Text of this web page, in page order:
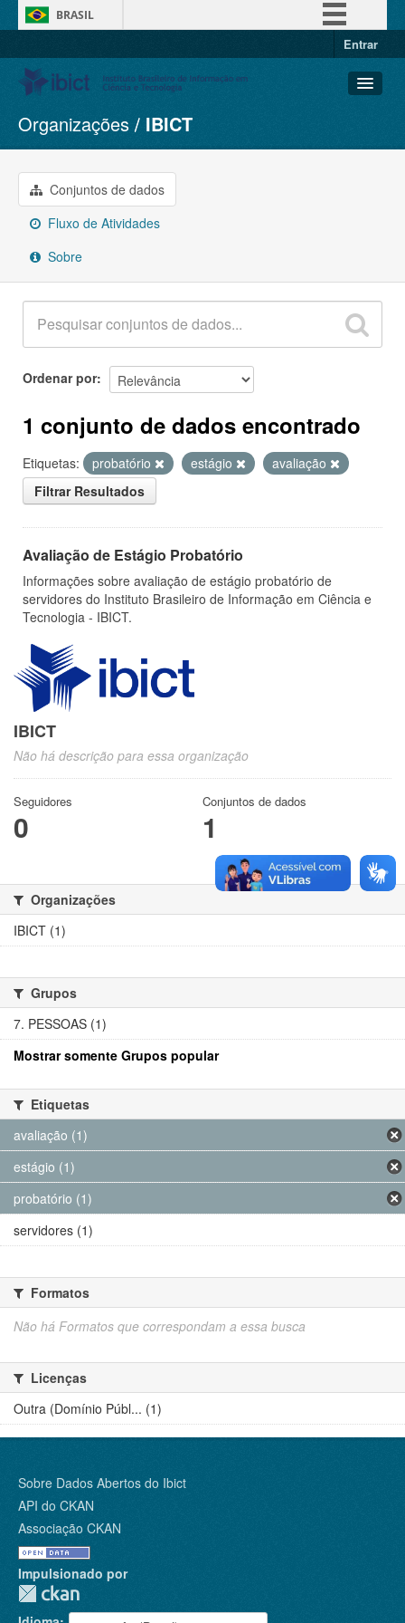
BRASIL
Entrar
Conjuntos de dados
Organizações
Grupos
Sobre
Organizações IBICT
Conjuntos de dados
Fluxo de Atividades
Sobre
Ordenar por
1 conjunto de dados encontrado
Etiquetas: probatório estágio
avaliação
Filtrar Resultados
Avaliação de Estágio Probatório
Informações sobre avaliação de estágio probatório de
servidores do Instituto Brasileiro de Informação em Ciência e
Tecnologia - IBICT.
IBICT
Não há descrição para essa organização
Seguidores
0
Conjuntos de dados
1
Organizações
IBICT (1)
Grupos
7. PESSOAS (1)
Mostrar somente Grupos popular
Etiquetas
avaliação (1)
estágio (1)
probatório (1)
servidores (1)
Formatos
Não há Formatos que correspondam a essa busca
Licenças
Outra (Domínio Públ... (1)
Sobre Dados Abertos do Ibict
API do CKAN
Associação CKAN
Impulsionado por